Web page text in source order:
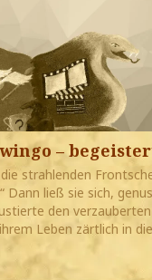
–
strahlenden
Dann ließ sie sich,
den
Leben zärtlich in